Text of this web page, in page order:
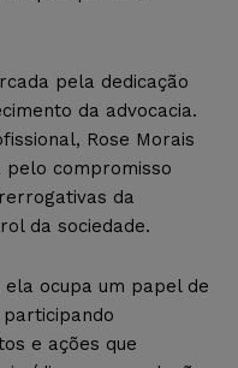
pela dedicação
da advocacia.
Rose Morais
pelo compromisso
da
da sociedade.
ocupa um papel de
e ações que